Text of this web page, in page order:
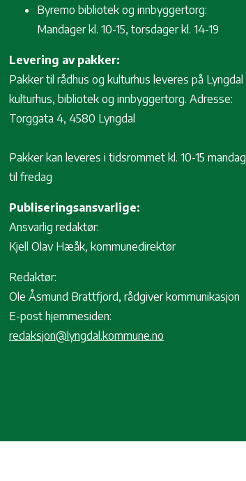
Byremo bibliotek og innbyggertorg:
Mandager kl. 10-15, torsdager kl. 14-19
Levering av pakker:
Pakker til rådhus og kulturhus leveres på Lyngdal
kulturhus, bibliotek og innbyggertorg. Adresse:
Torggata 4, 4580 Lyngdal
Pakker kan leveres i tidsrommet kl. 10-15 mandag
til fredag
Publiseringsansvarlige:
Ansvarlig redaktør:
Kjell Olav Hæåk, kommunedirektør
Redaktør:
Ole Åsmund Brattfjord, rådgiver kommunikasjon
E-post hjemmesiden:
redaksjon@lyngdal.kommune.no